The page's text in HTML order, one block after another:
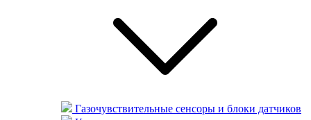
Газочувствительные сенсоры и блоки датчиков